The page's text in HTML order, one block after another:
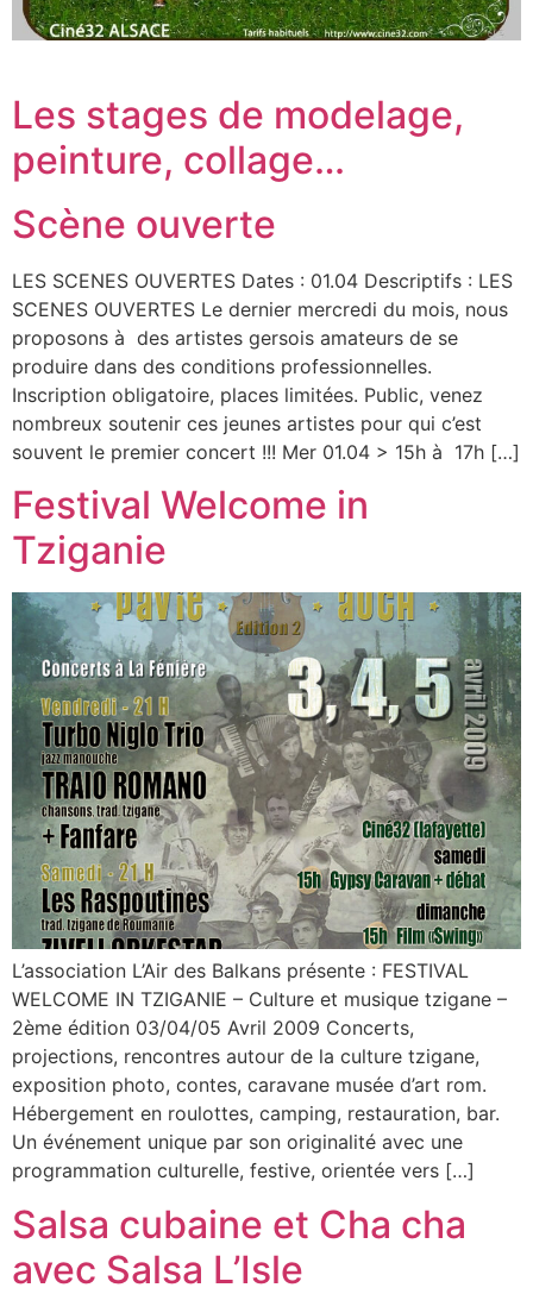
Les stages de modelage,
peinture, collage…
Scène ouverte
LES SCENES OUVERTES Dates : 01.04 Descriptifs : LES
SCENES OUVERTES Le dernier mercredi du mois, nous
proposons à des artistes gersois amateurs de se
produire dans des conditions professionnelles.
Inscription obligatoire, places limitées. Public, venez
nombreux soutenir ces jeunes artistes pour qui c’est
souvent le premier concert !!! Mer 01.04 > 15h à 17h […]
Festival Welcome in
Tziganie
L’association L’Air des Balkans présente : FESTIVAL
WELCOME IN TZIGANIE – Culture et musique tzigane –
2ème édition 03/04/05 Avril 2009 Concerts,
projections, rencontres autour de la culture tzigane,
exposition photo, contes, caravane musée d’art rom.
Hébergement en roulottes, camping, restauration, bar.
Un événement unique par son originalité avec une
programmation culturelle, festive, orientée vers […]
Salsa cubaine et Cha cha
avec Salsa L’Isle